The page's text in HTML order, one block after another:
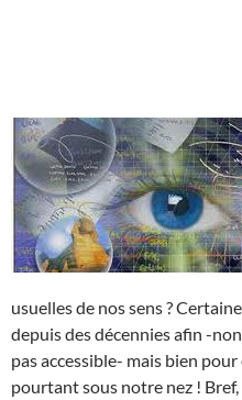
usuelles de nos sens ?
depuis des décennies afin -
pas accessible- mais bien pour
pourtant sous notre nez ! Bref,